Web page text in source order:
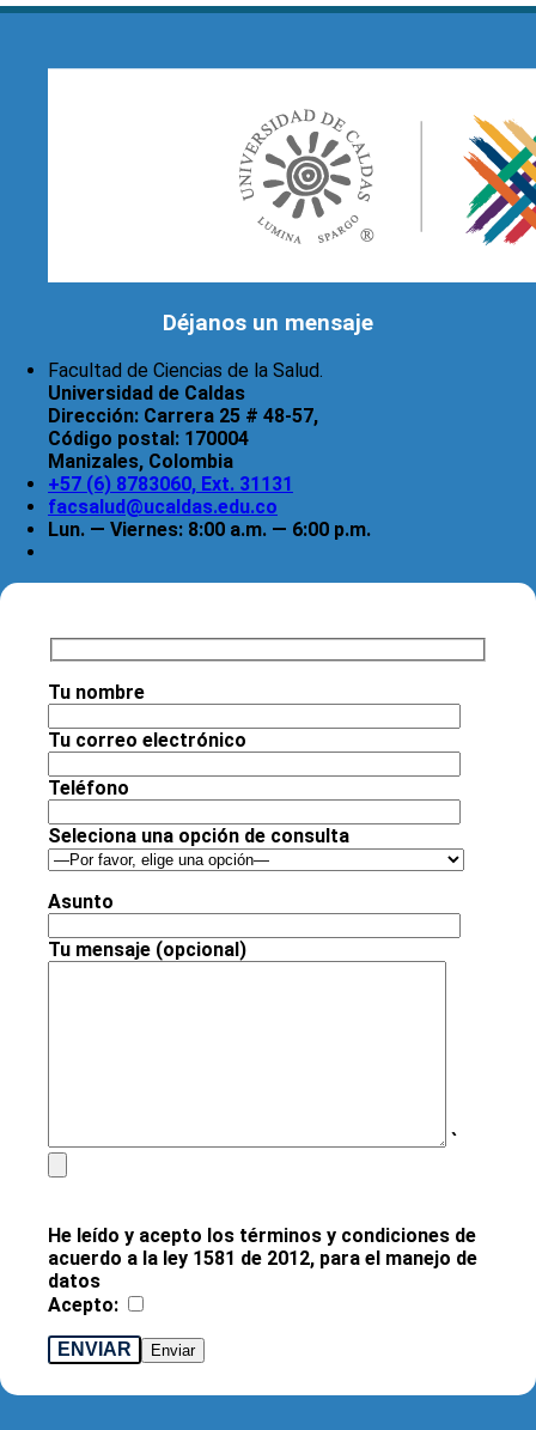
Déjanos un mensaje
Facultad de Ciencias de la Salud.
Universidad de Caldas
Dirección: Carrera 25 # 48-57,
Código postal: 170004
Manizales, Colombia
+57 (6) 8783060, Ext. 31131
facsalud@ucaldas.edu.co
Lun. — Viernes: 8:00 a.m. — 6:00 p.m.
Tu nombre
Tu correo electrónico
Teléfono
Seleciona una opción de consulta
Asunto
Tu mensaje (opcional)
`
He leído y acepto los términos y condiciones de
acuerdo a la ley 1581 de 2012, para el manejo de
datos
Acepto:
ENVIAR